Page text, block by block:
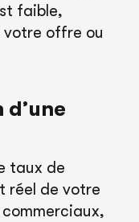
faible,
votre offre ou
taux de
réel de votre